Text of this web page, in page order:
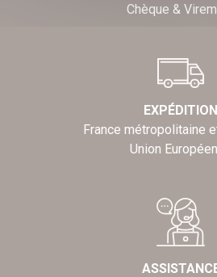
Chèque &
EXPÉDITION
France métropolitaine
Union